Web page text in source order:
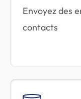
Envoyez des
contacts